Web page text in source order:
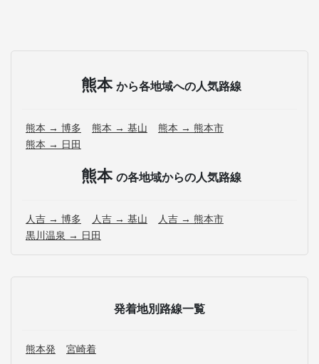
熊本 から各地域への人気路線
熊本 → 博多 熊本 → 基山
熊本 → 熊本市
熊本 → 日田
熊本 の各地域からの人気路線
人吉 → 博多 人吉 → 基山
人吉 → 熊本市
黒川温泉 → 日田
発着地別路線一覧
熊本発 宮崎着